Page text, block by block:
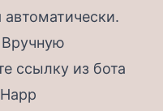
автоматически.
ссылку из бота